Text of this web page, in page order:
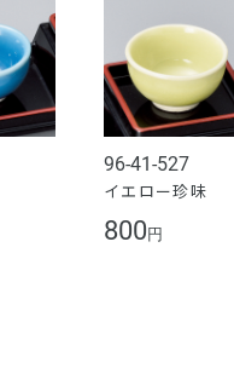
96-41-527
イエロー珍味
800 円